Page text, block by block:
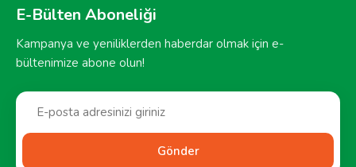
E-Bülten Aboneliği
Kampanya ve yeniliklerden haberdar olmak için e-
bültenimize abone olun!
Gönder